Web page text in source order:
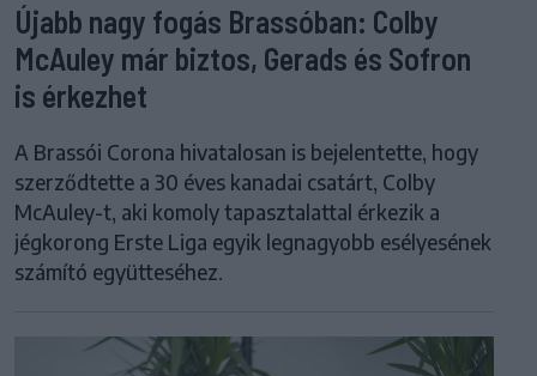
Újabb nagy fogás Brassóban: Colby
McAuley már biztos, Gerads és Sofron
is érkezhet
A Brassói Corona hivatalosan is bejelentette, hogy
szerződtette a 30 éves kanadai csatárt, Colby
McAuley-t, aki komoly tapasztalattal érkezik a
jégkorong Erste Liga egyik legnagyobb esélyesének
számító együtteséhez.